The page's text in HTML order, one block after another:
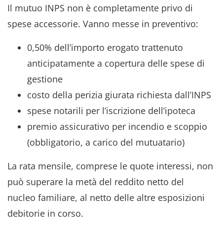
Il mutuo INPS non è completamente privo di
spese accessorie. Vanno messe in preventivo:
0,50% dell’importo erogato trattenuto
anticipatamente a copertura delle spese di
gestione
costo della perizia giurata richiesta dall’INPS
spese notarili per l’iscrizione dell’ipoteca
premio assicurativo per incendio e scoppio
(obbligatorio, a carico del mutuatario)
La rata mensile, comprese le quote interessi, non
può superare la metà del reddito netto del
nucleo familiare, al netto delle altre esposizioni
debitorie in corso.